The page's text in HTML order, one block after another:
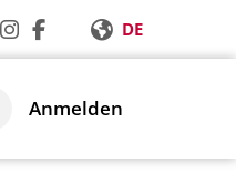
DE
Anmelden